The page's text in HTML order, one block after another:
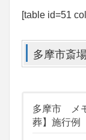
[table id=51
多摩市斎
多摩市 メ
葬】施行例